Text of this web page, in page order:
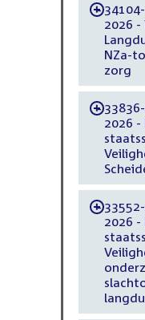
-
2026 -
NZa-
zorg
-
2026 -
-
2026 -